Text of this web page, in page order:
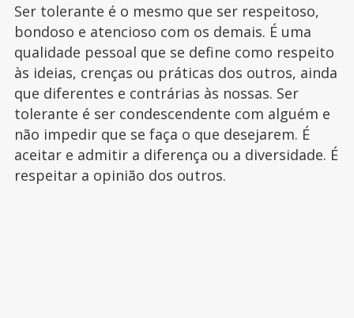
Ser tolerante é o mesmo que ser respeitoso,
bondoso e atencioso com os demais. É uma
qualidade pessoal que se define como respeito
às ideias, crenças ou práticas dos outros, ainda
que diferentes e contrárias às nossas. Ser
tolerante é ser condescendente com alguém e
não impedir que se faça o que desejarem. É
aceitar e admitir a diferença ou a diversidade. É
respeitar a opinião dos outros.